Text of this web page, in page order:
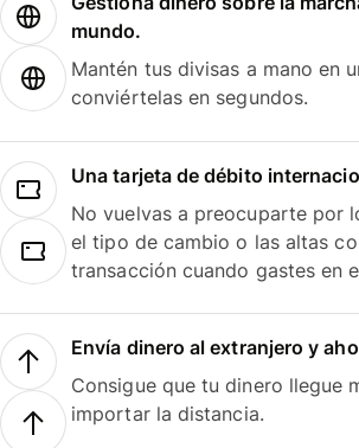
mundo.
Mantén tus divisas a mano en
conviértelas en segundos.
Una tarjeta de débito
No vuelvas a preocuparte por
el tipo de cambio o las altas
transacción cuando gastes en
Envía dinero al extranjero y
Consigue que tu dinero llegue
importar la distancia.